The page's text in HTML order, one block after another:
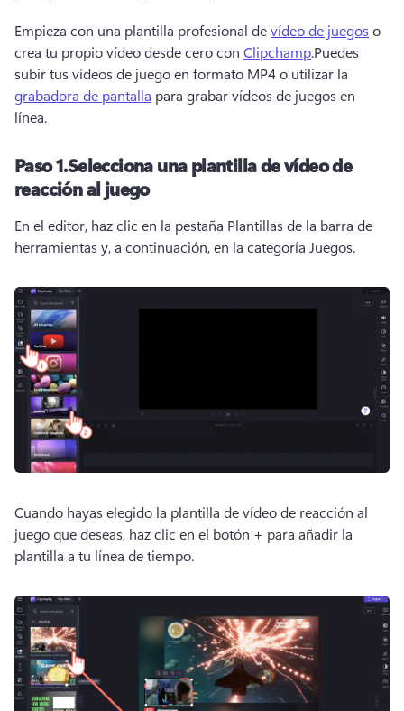
Empieza con una plantilla profesional de vídeo de juegos o
crea tu propio vídeo desde cero con Clipchamp.Puedes
subir tus vídeos de juego en formato MP4 o utilizar la
grabadora de pantalla para grabar vídeos de juegos en
línea.
Paso 1.Selecciona una plantilla de vídeo de
reacción al juego
En el editor, haz clic en la pestaña Plantillas de la barra de
herramientas y, a continuación, en la categoría Juegos.
Cuando hayas elegido la plantilla de vídeo de reacción al
juego que deseas, haz clic en el botón + para añadir la
plantilla a tu línea de tiempo.